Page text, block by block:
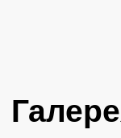
предоплату (30%),
собой место.
(70%) вносится